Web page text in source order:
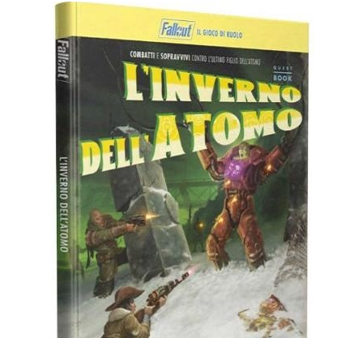
Librigame
Editoria
Giochi di Carte Collezionabili
Miniature
Accessori
Giocattoli e Gadget
Offerte del Dragone